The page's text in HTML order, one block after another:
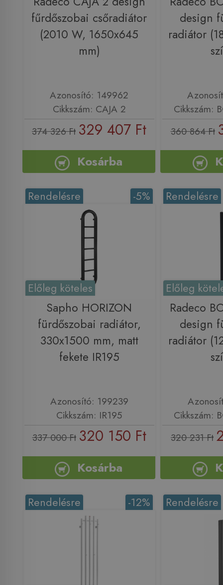
fűrdőszobai csőradiátor
(2010 W, 1650x645
mm)
Azonosító: 149962
Cikkszám: CAJA 2
374 326 Ft 329 407 Ft
Kosárba
design
radiátor
Cikkszám:
360 864 Ft
-5%
Rendelésre
Előleg köteles
Sapho HORIZON
fürdőszobai radiátor,
330x1500 mm, matt
fekete IR195
Azonosító: 199239
Cikkszám: IR195
337 000 Ft 320 150 Ft
Kosárba
Rendelésre
Előleg
Radeco
design
radiátor
Cikkszám:
320 231 Ft
-12%
Rendelésre Rendelésre